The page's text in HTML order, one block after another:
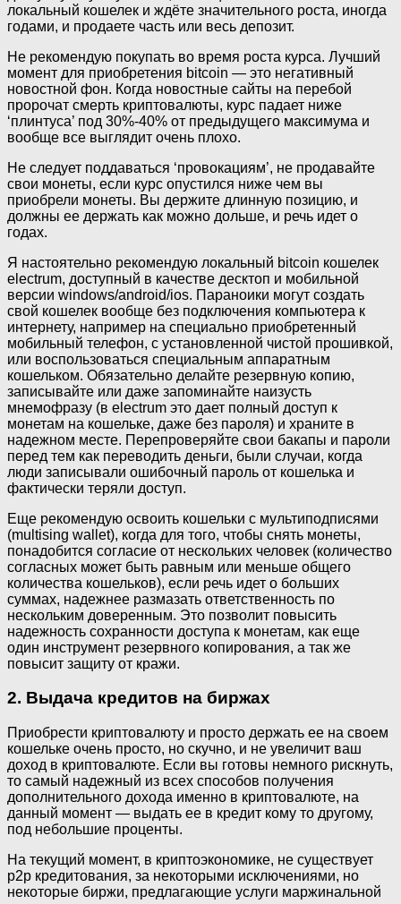
локальный кошелек и ждёте значительного роста, иногда
годами, и продаете часть или весь депозит.
Не рекомендую покупать во время роста курса. Лучший
момент для приобретения bitcoin — это негативный
новостной фон. Когда новостные сайты на перебой
пророчат смерть криптовалюты, курс падает ниже
‘плинтуса’ под 30%-40% от предыдущего максимума и
вообще все выглядит очень плохо.
Не следует поддаваться ‘провокациям’, не продавайте
свои монеты, если курс опустился ниже чем вы
приобрели монеты. Вы держите длинную позицию, и
должны ее держать как можно дольше, и речь идет о
годах.
Я настоятельно рекомендую локальный bitcoin кошелек
electrum, доступный в качестве десктоп и мобильной
версии windows/android/ios. Параноики могут создать
свой кошелек вообще без подключения компьютера к
интернету, например на специально приобретенный
мобильный телефон, с установленной чистой прошивкой,
или воспользоваться специальным аппаратным
кошельком. Обязательно делайте резервную копию,
записывайте или даже запоминайте наизусть
мнемофразу (в electrum это дает полный доступ к
монетам на кошельке, даже без пароля) и храните в
надежном месте. Перепроверяйте свои бакапы и пароли
перед тем как переводить деньги, были случаи, когда
люди записывали ошибочный пароль от кошелька и
фактически теряли доступ.
Еще рекомендую освоить кошельки с мультиподписями
(multising wallet), когда для того, чтобы снять монеты,
понадобится согласие от нескольких человек (количество
согласных может быть равным или меньше общего
количества кошельков), если речь идет о больших
суммах, надежнее размазать ответственность по
нескольким доверенным. Это позволит повысить
надежность сохранности доступа к монетам, как еще
один инструмент резервного копирования, а так же
повысит защиту от кражи.
2. Выдача кредитов на биржах
Приобрести криптовалюту и просто держать ее на своем
кошельке очень просто, но скучно, и не увеличит ваш
доход в криптовалюте. Если вы готовы немного рискнуть,
то самый надежный из всех способов получения
дополнительного дохода именно в криптовалюте, на
данный момент — выдать ее в кредит кому то другому,
под небольшие проценты.
На текущий момент, в криптоэкономике, не существует
p2p кредитования, за некоторыми исключениями, но
некоторые биржи, предлагающие услуги маржинальной